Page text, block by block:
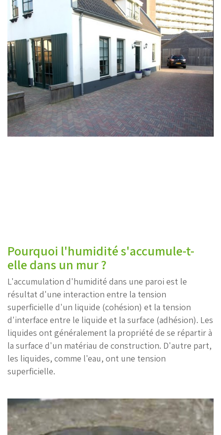
Pourquoi l'humidité s'accumule-t-
elle dans un mur ?
L'accumulation d'humidité dans une paroi est le
résultat d'une interaction entre la tension
superficielle d'un liquide (cohésion) et la tension
d'interface entre le liquide et la surface (adhésion). Les
liquides ont généralement la propriété de se répartir à
la surface d'un matériau de construction. D'autre part,
les liquides, comme l'eau, ont une tension
superficielle.